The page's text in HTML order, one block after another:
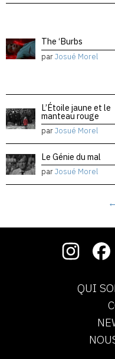
The ‘Burbs
parJosué Morel
L’Étoile jaune et le
manteau rouge
parJosué Morel
Le Génie du mal
parJosué Morel
←
QUI